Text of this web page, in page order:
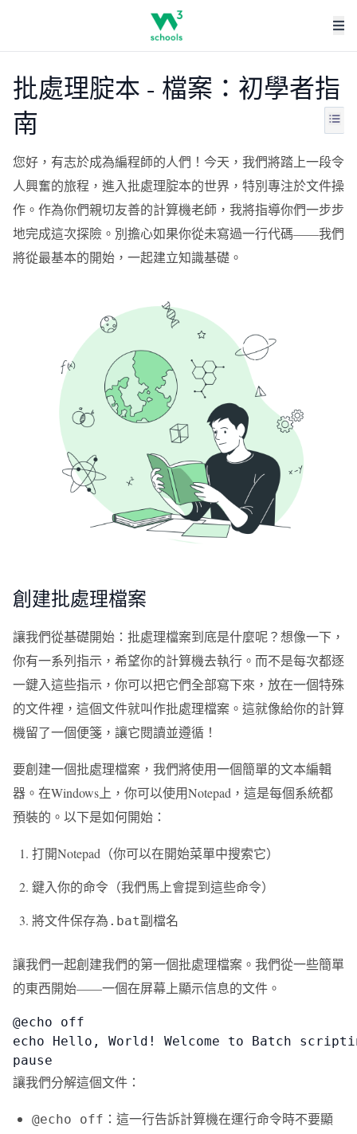
批處理腚本 - 檔案：初學者指
南
您好，有志於成為編程師的人們！今天，我們將踏上一段令
人興奮的旅程，進入批處理腚本的世界，特別專注於文件操
作。作為你們親切友善的計算機老師，我將指導你們一步步
地完成這次探險。別擔心如果你從未寫過一行代碼——我們
將從最基本的開始，一起建立知識基礎。
創建批處理檔案
讓我們從基礎開始：批處理檔案到底是什麼呢？想像一下，
你有一系列指示，希望你的計算機去執行。而不是每次都逐
一鍵入這些指示，你可以把它們全部寫下來，放在一個特殊
的文件裡，這個文件就叫作批處理檔案。這就像給你的計算
機留了一個便箋，讓它閱讀並遵循！
要創建一個批處理檔案，我們將使用一個簡單的文本編輯
器。在Windows上，你可以使用Notepad，這是每個系統都
預裝的。以下是如何開始：
打開Notepad（你可以在開始菜單中搜索它）
鍵入你的命令（我們馬上會提到這些命令）
將文件保存為 .bat副檔名
讓我們一起創建我們的第一個批處理檔案。我們從一些簡單
的東西開始——一個在屏幕上顯示信息的文件。
@echo off
echo Hello, World! Welcome to Batch
pause
讓我們分解這個文件：
@echo off ：這一行告訴計算機在運行命令時不要顯